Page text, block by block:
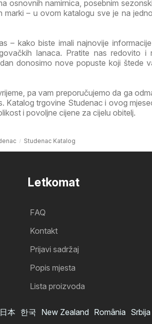
osnovnih namirnica, posebnim
marki – u ovom katalogu sve je na
– kako biste imali najnovije
lanaca. Pratite nas redovito i
donosimo nove popuste koji štede
pa vam preporučujemo da ga
Katalog trgovine Studenac i ovog
i povoljne cijene za cijelu obitelj.
Studenac Katalog
Letkomat
FAQ
Kontakt
Prijavi sadržaj
Popis mjesta
Lista proizvoda
日本 한국 New Zealand România Srbija